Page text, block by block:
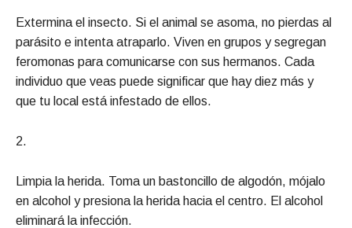
Extermina el insecto. Si el animal se asoma, no pierdas al
parásito e intenta atraparlo. Viven en grupos y segregan
feromonas para comunicarse con sus hermanos. Cada
individuo que veas puede significar que hay diez más y
que tu local está infestado de ellos.
2.
Limpia la herida. Toma un bastoncillo de algodón, mójalo
en alcohol y presiona la herida hacia el centro. El alcohol
eliminará la infección.